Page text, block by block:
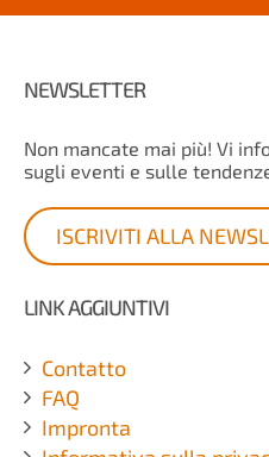
NEWSLETTER
Non mancate mai più! Vi
sugli eventi e sulle
ISCRIVITI ALLA
LINK AGGIUNTIVI
Contatto
FAQ
Impronta